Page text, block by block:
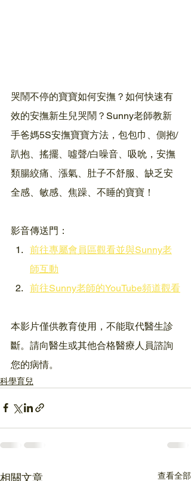
哭鬧不停的寶寶如何安撫？如何快速有
效的安撫新生兒哭鬧？Sunny老師教新
手爸媽5S安撫寶寶方法，包包巾、側抱/
趴抱、搖擺、噓聲/白噪音、吸吮，安撫
類腸絞痛、漲氣、肚子不舒服、缺乏安
全感、敏感、焦躁、不睡的寶寶！
影音傳送門：
前往專屬會員區觀看並與Sunny老
師互動
前往Sunny老師的YouTube頻道觀看
本影片僅供教育使用，不能取代醫生診
斷。請向醫生或其他合格醫療人員諮詢
您的病情。
科學育兒
相關文章 查看全部